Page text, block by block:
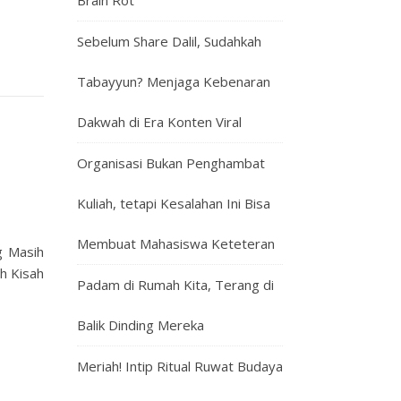
Masih
Kisah
Sebelum Share Dalil, Sudahkah
Tabayyun? Menjaga Kebenaran
Dakwah di Era Konten Viral
Organisasi Bukan Penghambat
Kuliah, tetapi Kesalahan Ini Bisa
Membuat Mahasiswa Keteteran
Padam di Rumah Kita, Terang di
Balik Dinding Mereka
Meriah! Intip Ritual Ruwat Budaya